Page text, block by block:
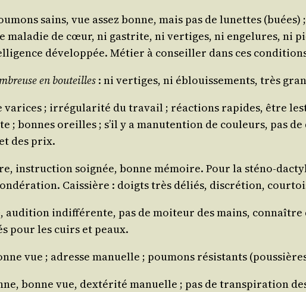
sains, vue assez bonne, mais pas de lunettes
mala­die de cœur, ni gas­trite, ni ver­tiges, ni enge­lures, ni
déve­lop­pée. Métier à conseiller dans ces
en bou­teilles : ni ver­tiges, ni éblouis­se­ments, très
varices ; irré­gu­la­ri­té du tra­vail ; réac­tions rapides, être
; bonnes oreilles ; s’il y a manu­ten­tion de cou­leurs, pas
des prix.
ins­truc­tion soi­gnée, bonne mémoire. Pour la sté­no-
Cais­sière : doigts très déliés, dis­cré­tion,
audi­tion indif­fé­rente, pas de moi­teur des mains,
pour les cuirs et peaux.
vue ; adresse manuelle ; pou­mons résis­tants
bonne vue, dex­té­ri­té manuelle ; pas de trans­pi­ra­tion